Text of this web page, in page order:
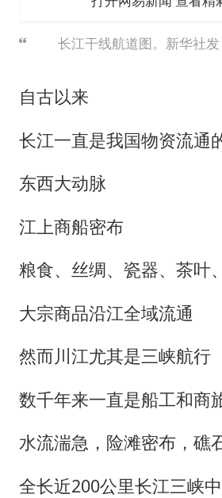
长江干线航道图。新华社发
自古以来
长江一直是我国物资流通
东西大动脉
江上商船密布
粮食、丝绸、瓷器、茶叶
大宗商品沿江全域流通
然而川江尤其是三峡航行
数千年来一直是船工和商
水流湍急，险滩密布，礁
全长近200公里长江三峡